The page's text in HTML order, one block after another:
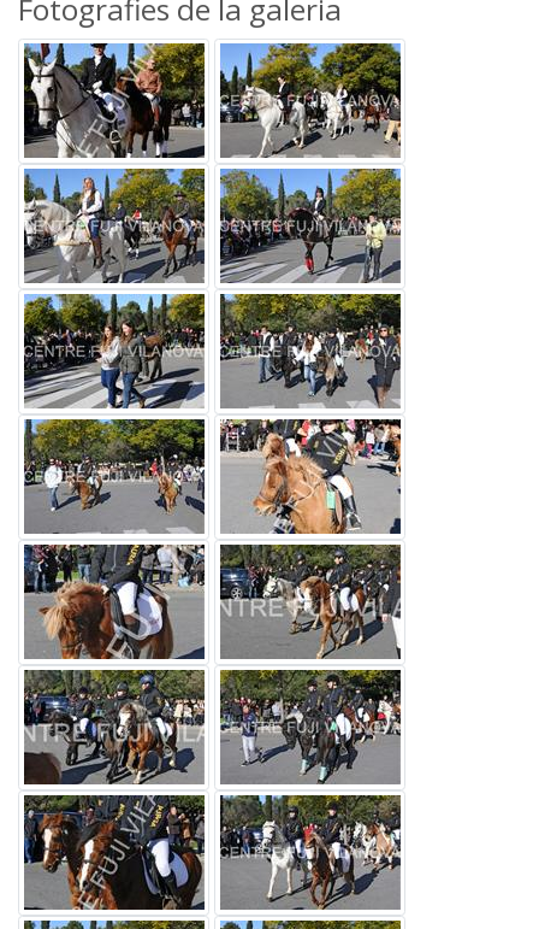
Fotografies de la galeria